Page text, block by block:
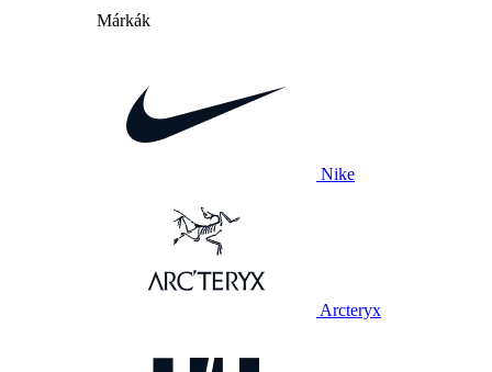
Márkák
Nike
Arcteryx